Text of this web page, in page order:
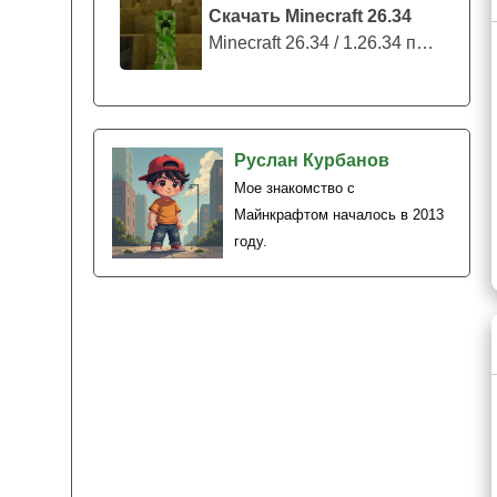
Скачать Minecraft 26.34
Minecraft 26.34 / 1.26.34 представляе...
Руслан Курбанов
Мое знакомство с
Майнкрафтом началось в 2013
году.